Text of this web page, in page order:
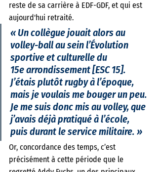
reste de sa carrière à EDF-GDF, et qui est
aujourd'hui retraité.
« Un collègue jouait alors au
volley-ball au sein l’Évolution
sportive et culturelle du
15e arrondissement [ESC 15].
J’étais plutôt rugby à l’époque,
mais je voulais me bouger un peu.
Je me suis donc mis au volley, que
j’avais déjà pratiqué à l’école,
puis durant le service militaire. »
Or, concordance des temps, c’est
précisément à cette période que le